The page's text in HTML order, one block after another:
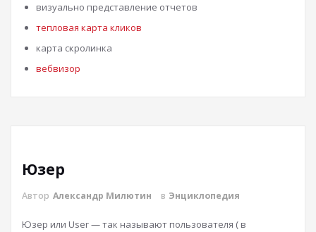
визуально представление отчетов
тепловая карта кликов
карта скролинка
вебвизор
Юзер
Автор Александр Милютин в Энциклопедия
Юзер или User — так называют пользователя ( в